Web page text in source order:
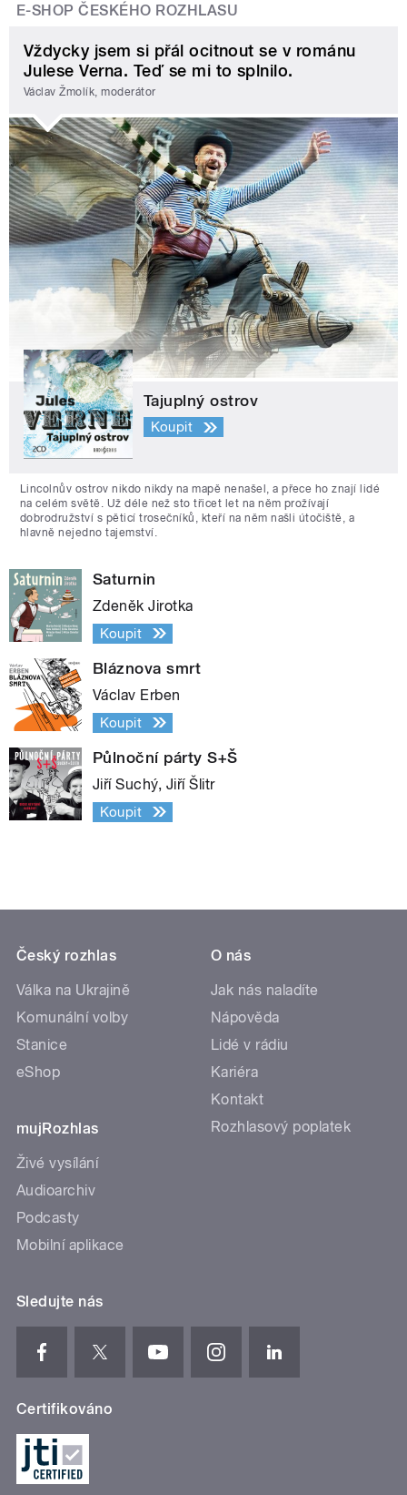
E-SHOP ČESKÉHO ROZHLASU
Vždycky jsem si přál ocitnout se v románu
Julese Verna. Teď se mi to splnilo.
Václav Žmolík, moderátor
Tajuplný ostrov
Koupit
Lincolnův ostrov nikdo nikdy na mapě nenašel, a přece ho znají lidé
na celém světě. Už déle než sto třicet let na něm prožívají
dobrodružství s pěticí trosečníků, kteří na něm našli útočiště, a
hlavně nejedno tajemství.
Saturnin
Zdeněk Jirotka
Koupit
Bláznova smrt
Václav Erben
Koupit
Půlnoční párty S+Š
Jiří Suchý, Jiří Šlitr
Koupit
Český rozhlas
Válka na Ukrajině
Komunální volby
Stanice
eShop
mujRozhlas
Živé vysílání
Audioarchiv
Podcasty
Mobilní aplikace
O nás
Jak nás naladíte
Nápověda
Lidé v rádiu
Kariéra
Kontakt
Rozhlasový poplatek
Sledujte nás
Certifikováno